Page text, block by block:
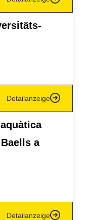
Detailanzeige
a
Detailanzeige